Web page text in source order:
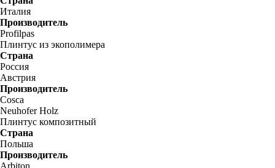
Италия
Производитель
Profilpas
Плинтус из экополимера
Страна
Россия
Австрия
Производитель
Cosca
Neuhofer Holz
Плинтус композитный
Страна
Польша
Производитель
Arbiton